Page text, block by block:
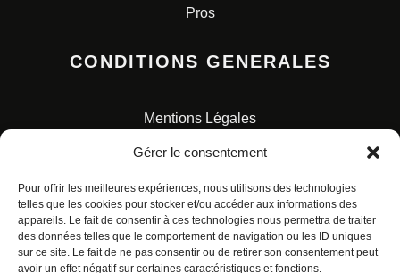
Gérer le consentement
Pour offrir les meilleures expériences, nous utilisons des technologies
telles que les cookies pour stocker et/ou accéder aux informations des
appareils. Le fait de consentir à ces technologies nous permettra de traiter
des données telles que le comportement de navigation ou les ID uniques
sur ce site. Le fait de ne pas consentir ou de retirer son consentement peut
avoir un effet négatif sur certaines caractéristiques et fonctions.
Pros
CONDITIONS GENERALES
Mentions Légales
Charte pour la protection des données personnelles